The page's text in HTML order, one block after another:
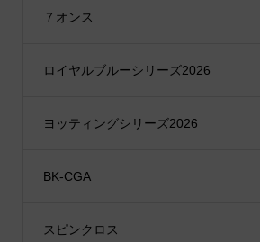
７オンス
ロイヤルブルーシリーズ2026
ヨッティングシリーズ2026
BK-CGA
スピンクロス